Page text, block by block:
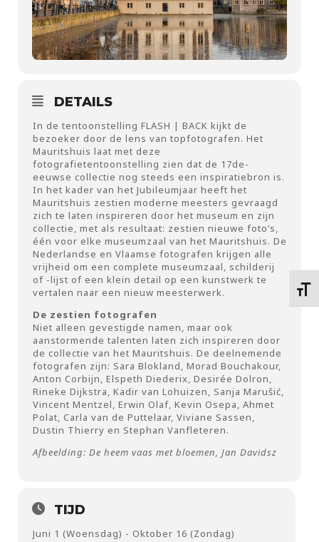
DETAILS
In de tentoonstelling FLASH | BACK kijkt de
bezoeker door de lens van topfotografen. Het
Mauritshuis laat met deze
fotografietentoonstelling zien dat de 17de-
eeuwse collectie nog steeds een inspiratiebron is.
In het kader van het Jubileumjaar heeft het
Mauritshuis zestien moderne meesters gevraagd
zich te laten inspireren door het museum en zijn
collectie, met als resultaat: zestien nieuwe foto’s,
één voor elke museumzaal van het Mauritshuis. De
Nederlandse en Vlaamse fotografen krijgen alle
vrijheid om een complete museumzaal, schilderij
of -lijst of een klein detail op een kunstwerk te
vertalen naar een nieuw meesterwerk.
De zestien fotografen
Niet alleen gevestigde namen, maar ook
aanstormende talenten laten zich inspireren door
de collectie van het Mauritshuis. De deelnemende
fotografen zijn: Sara Blokland, Morad Bouchakour,
Anton Corbijn, Elspeth Diederix, Desirée Dolron,
Rineke Dijkstra, Kadir van Lohuizen, Sanja Marušić,
Vincent Mentzel, Erwin Olaf, Kevin Osepa, Ahmet
Polat, Carla van de Puttelaar, Viviane Sassen,
Dustin Thierry en Stephan Vanfleteren.
Afbeelding: De heem vaas met bloemen, Jan Davidsz
TIJD
Juni 1 (Woensdag) - Oktober 16 (Zondag)